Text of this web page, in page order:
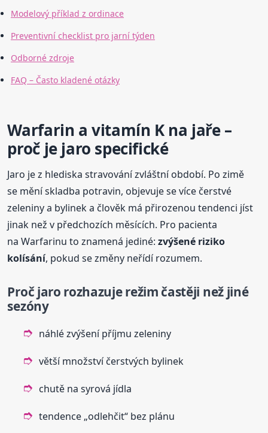
Modelový příklad z ordinace
Preventivní checklist pro jarní týden
Odborné zdroje
FAQ – Často kladené otázky
Warfarin a vitamín K na jaře –
proč je jaro specifické
Jaro je z hlediska stravování zvláštní období. Po zimě
se mění skladba potravin, objevuje se více čerstvé
zeleniny a bylinek a člověk má přirozenou tendenci jíst
jinak než v předchozích měsících. Pro pacienta
na Warfarinu to znamená jediné:zvýšené riziko
kolísání, pokud se změny neřídí rozumem.
Proč jaro rozhazuje režim častěji než jiné
sezóny
náhlé zvýšení příjmu zeleniny
větší množství čerstvých bylinek
chutě na syrová jídla
tendence „odlehčit“ bez plánu